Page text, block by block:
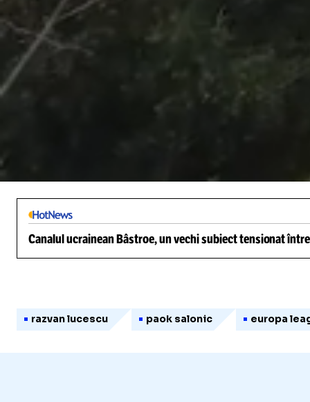
Canalul ucrainean Bâstroe, un vechi subiect tensionat
razvan lucescu paok salonic europa